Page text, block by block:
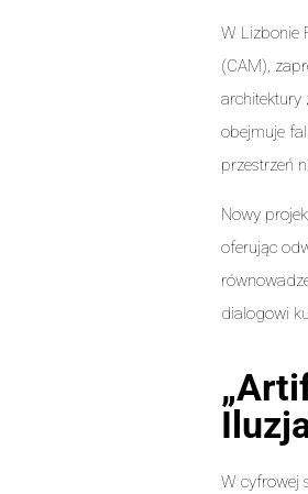
W Lizbonie
(CAM),
architektury
obejmuje
przestrzeń
Nowy
oferując
dialogowi
W cyfrowej